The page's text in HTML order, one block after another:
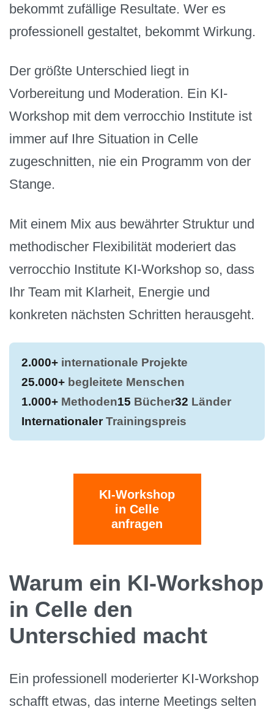
bekommt zufällige Resultate. Wer es
professionell gestaltet, bekommt Wirkung.
Der größte Unterschied liegt in
Vorbereitung und Moderation. Ein KI-
Workshop mit dem verrocchio Institute ist
immer auf Ihre Situation in Celle
zugeschnitten, nie ein Programm von der
Stange.
Mit einem Mix aus bewährter Struktur und
methodischer Flexibilität moderiert das
verrocchio Institute KI-Workshop so, dass
Ihr Team mit Klarheit, Energie und
konkreten nächsten Schritten herausgeht.
2.000+ internationale Projekte
25.000+ begleitete Menschen
1.000+ Methoden15 Bücher32 Länder
InternationalerTrainingspreis
KI-Workshop
in Celle
anfragen
Warum ein KI-Workshop
in Celle den
Unterschied macht
Ein professionell moderierter KI-Workshop
schafft etwas, das interne Meetings selten